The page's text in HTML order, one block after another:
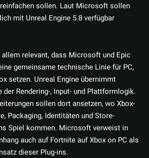
sollen. Laut Microsoft sollen
mit Unreal Engine 5.8 verfügbar
relevant, dass Microsoft und Epic
gemeinsame technische Linie für PC,
setzen. Unreal Engine übernimmt
Rendering-, Input- und Plattformlogik.
sollen dort ansetzen, wo Xbox-
Packaging, Identitäten und Store-
Spiel kommen. Microsoft verweist in
auch auf Fortnite auf Xbox on PC als
dieser Plug-ins.